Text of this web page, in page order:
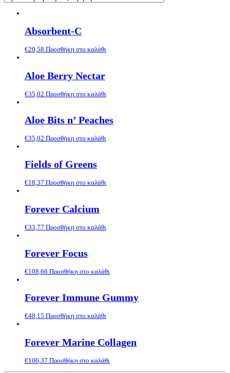
Absorbent-C
€20,58 Προσθήκη στο καλάθι
Aloe Berry Nectar
€35,02 Προσθήκη στο καλάθι
Aloe Bits n’ Peaches
€35,02 Προσθήκη στο καλάθι
Fields of Greens
€18,37 Προσθήκη στο καλάθι
Forever Calcium
€33,77 Προσθήκη στο καλάθι
Forever Focus
€108,66 Προσθήκη στο καλάθι
Forever Immune Gummy
€48,15 Προσθήκη στο καλάθι
Forever Marine Collagen
€106,37 Προσθήκη στο καλάθι